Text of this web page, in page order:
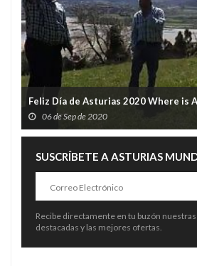
Feliz Día de Asturias 2020 Where is
06 de Sep de 2020
SUSCRÍBETE A ASTURIAS
Recibe directamente en tu buzón
destacadas y las mejores ofertas.